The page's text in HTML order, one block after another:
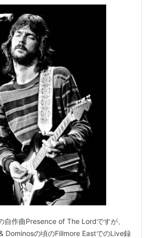
自作曲Presence of The Lordですが、
Dominosの頃のFillmore EastでのLive録